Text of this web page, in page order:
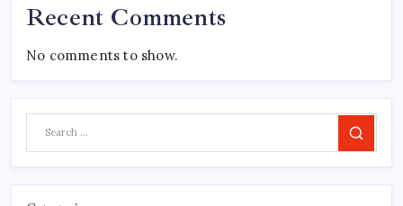
Recent Comments
No comments to show.
Search